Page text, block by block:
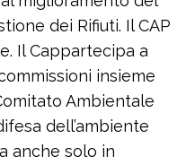
dei Rifiuti. Il CAP
Il Cappartecipa a
insieme
Ambientale
dell’ambiente
anche solo in